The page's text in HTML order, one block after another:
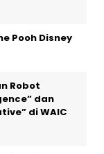
Pooh Disney
Robot
dan
di WAIC